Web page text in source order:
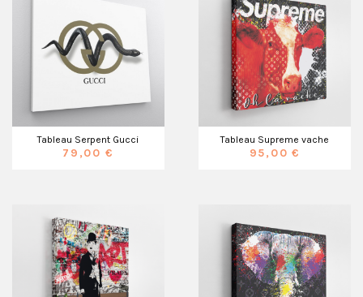
Tableau Serpent Gucci
79,00 €
Tableau Supreme vache
95,00 €